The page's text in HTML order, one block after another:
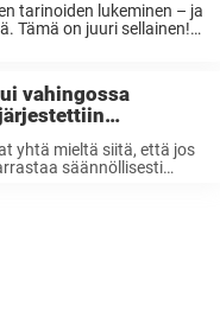
tarinoiden lukeminen – ja
Tämä on juuri sellainen!
vahingossa
hädissään
yhtä mieltä siitä, että jos
säännöllisesti